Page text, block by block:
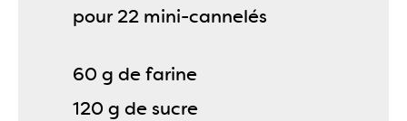
pour 22 mini-cannelés
60 g de farine
120 g de sucre